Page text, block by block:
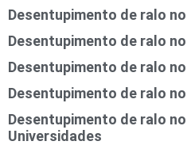
Desentupimento de ralo
Desentupimento de ralo
Desentupimento de ralo
Desentupimento de ralo
Desentupimento de ralo
Universidades